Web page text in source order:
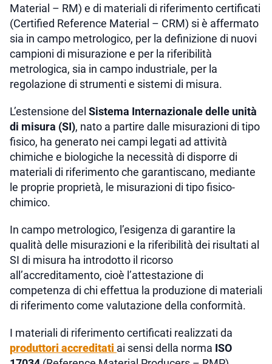
Material – RM) e di materiali di riferimento certificati
(Certified Reference Material – CRM) si è affermato
sia in campo metrologico, per la definizione di nuovi
campioni di misurazione e per la riferibilità
metrologica, sia in campo industriale, per la
regolazione di strumenti e sistemi di misura.
L’estensione del Sistema Internazionale delle unità
di misura (SI), nato a partire dalle misurazioni di tipo
fisico, ha generato nei campi legati ad attività
chimiche e biologiche la necessità di disporre di
materiali di riferimento che garantiscano, mediante
le proprie proprietà, le misurazioni di tipo fisico-
chimico.
In campo metrologico, l’esigenza di garantire la
qualità delle misurazioni e la riferibilità dei risultati al
SI di misura ha introdotto il ricorso
all’accreditamento, cioè l’attestazione di
competenza di chi effettua la produzione di materiali
di riferimento come valutazione della conformità.
I materiali di riferimento certificati realizzati da
produttori accreditati ai sensi della norma ISO